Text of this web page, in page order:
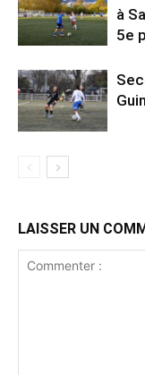
à
5e
LAISSER UN